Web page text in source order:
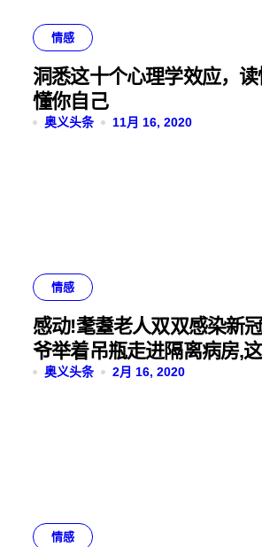
情感
洞悉这十个心理学效应，
懂你自己
奥义头条 11月 16, 2020
情感
感动!耄耋老人双双感染新
爷举着吊瓶走进隔离病房,
数网友泪目
奥义头条 2月 16, 2020
情感